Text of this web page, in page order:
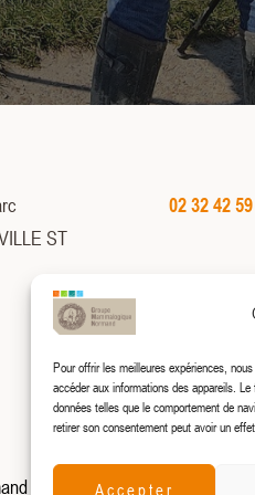
Pour offrir les meilleures expériences,
accéder aux informations des appareils.
données telles que le comportement de
retirer son consentement peut avoir un
Accepter
ST
02 32 42